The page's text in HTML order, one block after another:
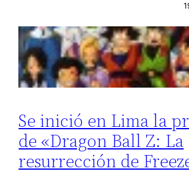
Se inició en Lima la
de «Dragon Ball Z: La
resurrección de